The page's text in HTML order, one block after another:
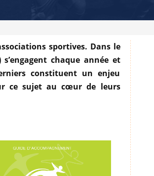
sportives. Dans le
chaque année et
constituent un enjeu
ce sujet au cœur de leurs